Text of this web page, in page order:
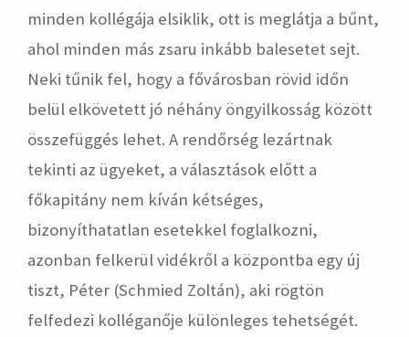
minden kollégája elsiklik, ott is meglátja a bűnt,
ahol minden más zsaru inkább balesetet sejt.
Neki tűnik fel, hogy a fővárosban rövid időn
belül elkövetett jó néhány öngyilkosság között
összefüggés lehet. A rendőrség lezártnak
tekinti az ügyeket, a választások előtt a
főkapitány nem kíván kétséges,
bizonyíthatatlan esetekkel foglalkozni,
azonban felkerül vidékről a központba egy új
tiszt, Péter (Schmied Zoltán), aki rögtön
felfedezi kolléganője különleges tehetségét.